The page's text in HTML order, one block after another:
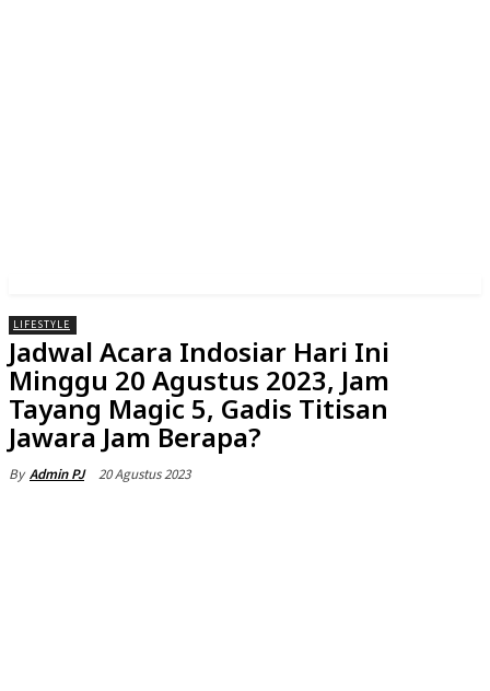
LIFESTYLE
Jadwal Acara Indosiar Hari Ini
Minggu 20 Agustus 2023, Jam
Tayang Magic 5, Gadis Titisan
Jawara Jam Berapa?
By Admin PJ 20 Agustus 2023